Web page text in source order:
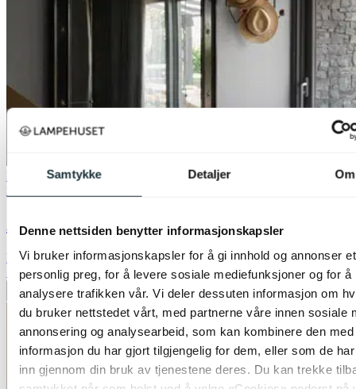
Samtykke Detaljer Om
Denne nettsiden benytter informasjonskapsler
Vi bruker informasjonskapsler for å gi innhold og annonser et
personlig preg, for å levere sosiale mediefunksjoner og for å
analysere trafikken vår. Vi deler dessuten informasjon om
du bruker nettstedet vårt, med partnerne våre innen sosiale
annonsering og analysearbeid, som kan kombinere den med
informasjon du har gjort tilgjengelig for dem, eller som de
inn gjennom din bruk av tjenestene deres. Du kan trekke
Bestselger40% ved kjøp av 2 eller flere
Nova Life
Archie plafond taklampe 51cm sort
kr 8 499,-
70%
Legg til ønskeliste